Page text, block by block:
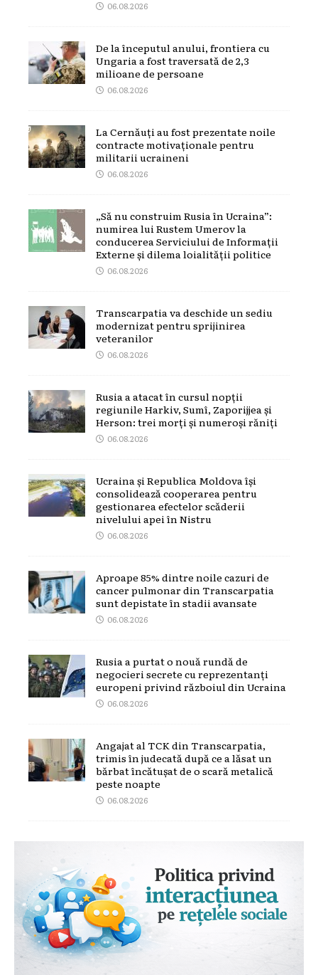
06.08.2026
De la începutul anului, frontiera cu
Ungaria a fost traversată de 2,3
milioane de persoane
06.08.2026
La Cernăuți au fost prezentate noile
contracte motivaționale pentru
militarii ucraineni
06.08.2026
„Să nu construim Rusia în Ucraina”:
numirea lui Rustem Umerov la
conducerea Serviciului de Informații
Externe și dilema loialității politice
06.08.2026
Transcarpatia va deschide un sediu
modernizat pentru sprijinirea
veteranilor
06.08.2026
Rusia a atacat în cursul nopții
regiunile Harkiv, Sumî, Zaporijjea și
Herson: trei morți și numeroși răniți
06.08.2026
Ucraina și Republica Moldova își
consolidează cooperarea pentru
gestionarea efectelor scăderii
nivelului apei în Nistru
06.08.2026
Aproape 85% dintre noile cazuri de
cancer pulmonar din Transcarpatia
sunt depistate în stadii avansate
06.08.2026
Rusia a purtat o nouă rundă de
negocieri secrete cu reprezentanți
europeni privind războiul din Ucraina
06.08.2026
Angajat al TCK din Transcarpatia,
trimis în judecată după ce a lăsat un
bărbat încătușat de o scară metalică
peste noapte
06.08.2026